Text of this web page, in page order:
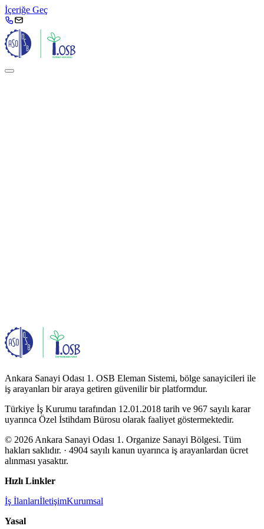
İçeriğe Geç
Ankara Sanayi Odası 1. OSB Eleman Sistemi, bölge sanayicileri ile
iş arayanları bir araya getiren güvenilir bir platformdur.
Türkiye İş Kurumu tarafından 12.01.2018 tarih ve 967 sayılı karar
uyarınca Özel İstihdam Bürosu olarak faaliyet göstermektedir.
© 2026 Ankara Sanayi Odası 1. Organize Sanayi Bölgesi. Tüm
hakları saklıdır. · 4904 sayılı kanun uyarınca iş arayanlardan ücret
alınması yasaktır.
Hızlı Linkler
İş İlanlarıİletişimKurumsal
Yasal